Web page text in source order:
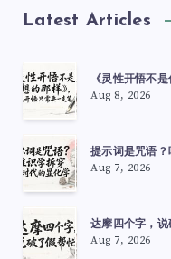
Latest Articles
《灵性开悟不
Aug 8, 2026
提示词是咒语？
Aug 7, 2026
达摩四个字，说
Aug 7, 2026